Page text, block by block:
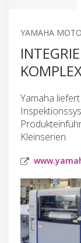
YAMAHA
Yamaha
Kleinserien.